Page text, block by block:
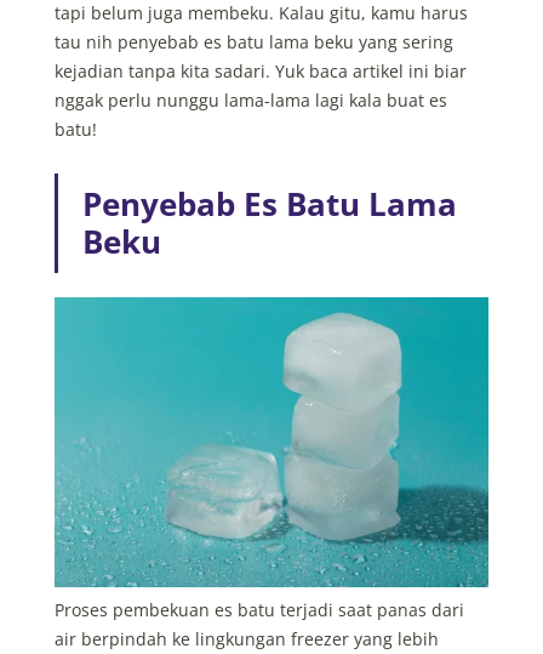
tapi belum juga membeku. Kalau gitu, kamu harus
tau nih penyebab es batu lama beku yang sering
kejadian tanpa kita sadari. Yuk baca artikel ini biar
nggak perlu nunggu lama-lama lagi kala buat es
batu!
Penyebab Es Batu Lama
Beku
Proses pembekuan es batu terjadi saat panas dari
air berpindah ke lingkungan freezer yang lebih